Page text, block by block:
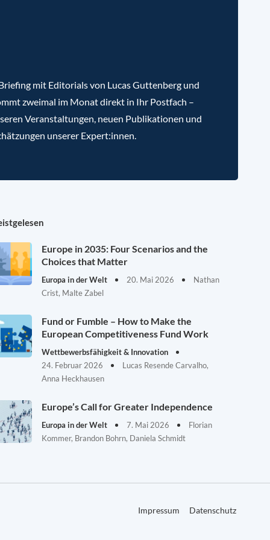
mit Editorials von Lucas Guttenberg und
zweimal im Monat direkt in Ihr Postfach –
Veranstaltungen, neuen Publikationen und
unserer Expert:innen.
Europe in 2035: Four Scenarios and the
Choices that Matter
Europa in der Welt 20. Mai 2026
Nathan
Crist, Malte Zabel
Fund or Fumble – How to Make the
European Competitiveness Fund Work
Wettbewerbsfähigkeit & Innovation
24. Februar 2026
Lucas Resende Carvalho,
Anna Heckhausen
Europe’s Call for Greater Independence
Europa in der Welt 7. Mai 2026
Florian
Kommer, Brandon Bohrn, Daniela Schmidt
Impressum Datenschutz